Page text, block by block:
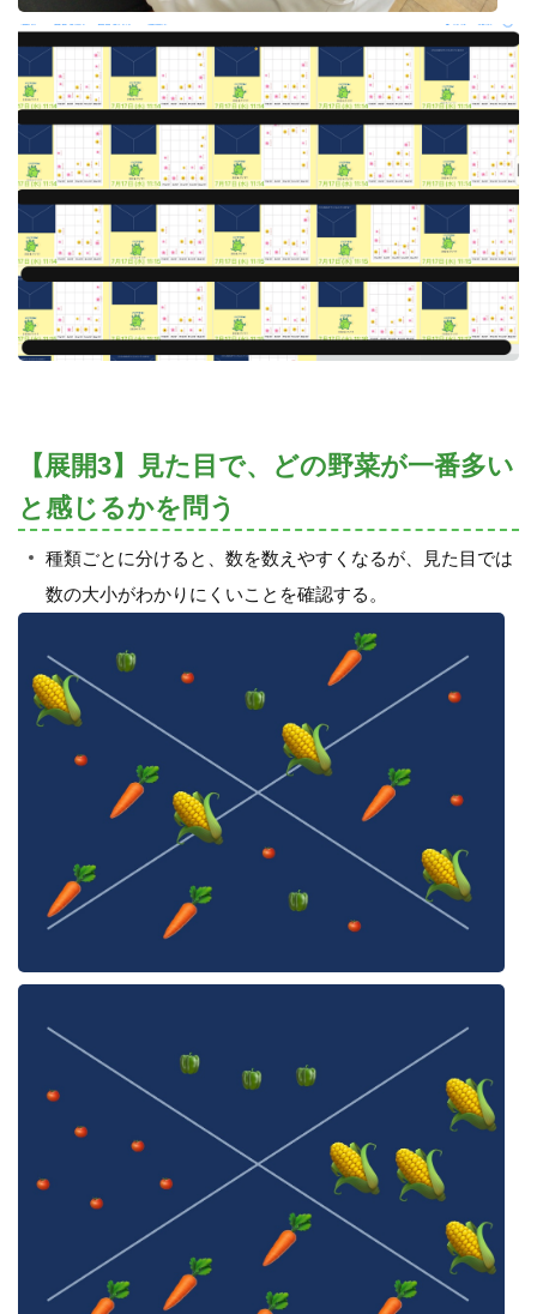
【展開3】見た目で、どの野菜が一番多い
と感じるかを問う
種類ごとに分けると、数を数えやすくなるが、見た目では
数の大小がわかりにくいことを確認する。